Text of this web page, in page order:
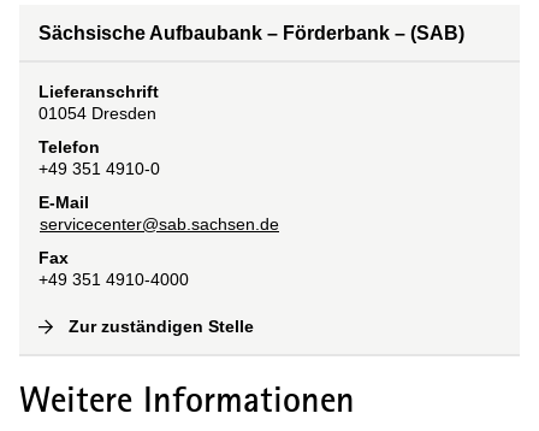
Sächsische Aufbaubank – Förderbank – (SAB)
Lieferanschrift
01054 Dresden
Telefon
+49 351 4910-0
E-Mail
servicecenter@sab.sachsen.de
Fax
+49 351 4910-4000
Zur zuständigen Stelle
Weitere Informationen